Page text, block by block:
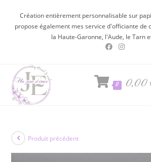
Création entièrement personnalisable sur
propose également mes service d'officiante de
la Haute-Garonne, l'Aude, le Tarn
0 0,00
Produit précédent